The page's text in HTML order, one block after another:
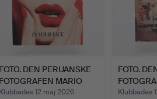
DEN PERUANSKE
MARIO
12 maj 2026
FOTO.
Klubbades